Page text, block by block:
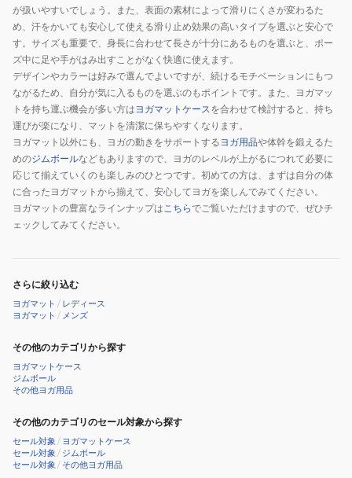
が扱いやすいでしょう。また、表面の素材によって滑りにくさが変わるた
め、汗をかいても安心して使える滑り止め効果の高いタイプを選ぶと安心で
す。サイズも重要で、身長に合わせて長さが十分にあるものを選ぶと、ポー
ズ中に足や手がはみ出すことがなく快適に使えます。
デザインやカラーは好みで選んでよいですが、続けるモチベーションにもつ
ながるため、自分が気に入るものを選ぶのもポイントです。また、ヨガマッ
トを持ち運ぶ機会が多い方はヨガマットケースを合わせて検討すると、持ち
運びが楽になり、マットを清潔に保ちやすくなります。
ヨガマット以外にも、ヨガの動きをサポートするヨガ用品や体幹を鍛えるた
めのジムボールなどもありますので、ヨガのレベルが上がるにつれて必要に
応じて揃えていくのも楽しみのひとつです。初めての方は、まずは自分の体
に合ったヨガマットから揃えて、安心してヨガを楽しんでみてください。
ヨガマットの豊富なラインナップはこちらでご覧いただけますので、ぜひチ
ェックしてみてください。
さらに絞り込む
ヨガマット / レディース
ヨガマット / メンズ
その他のカテゴリから探す
ヨガマットケース
ジムボール
その他ヨガ用品
その他のカテゴリのセール対象から探す
セール対象 / ヨガマットケース
セール対象 / ジムボール
セール対象 / その他ヨガ用品